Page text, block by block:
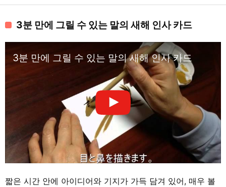
3분 만에 그릴 수 있는 말의 새해 인사 카드
3분 만에 그릴 수 있는 말의 새해 인사 카드
짧은 시간 안에 아이디어와 기지가 가득 담겨 있어, 매우 볼